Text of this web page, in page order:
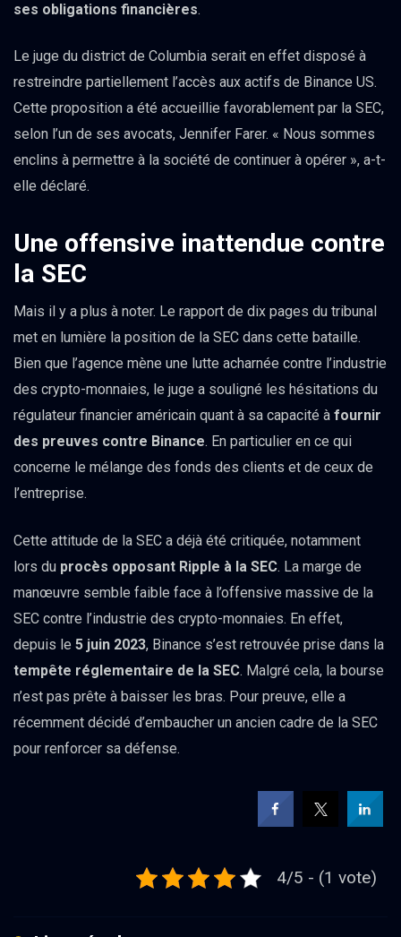
ses obligations financières.
Le juge du district de Columbia serait en effet disposé à
restreindre partiellement l’accès aux actifs de Binance US.
Cette proposition a été accueillie favorablement par la SEC,
selon l’un de ses avocats, Jennifer Farer. « Nous sommes
enclins à permettre à la société de continuer à opérer », a-t-
elle déclaré.
Une offensive inattendue contre
la SEC
Mais il y a plus à noter. Le rapport de dix pages du tribunal
met en lumière la position de la SEC dans cette bataille.
Bien que l’agence mène une lutte acharnée contre l’industrie
des crypto-monnaies, le juge a souligné les hésitations du
régulateur financier américain quant à sa capacité à fournir
des preuves contre Binance. En particulier en ce qui
concerne le mélange des fonds des clients et de ceux de
l’entreprise.
Cette attitude de la SEC a déjà été critiquée, notamment
lors du procès opposant Ripple à la SEC. La marge de
manœuvre semble faible face à l’offensive massive de la
SEC contre l’industrie des crypto-monnaies. En effet,
depuis le 5 juin 2023, Binance s’est retrouvée prise dans la
tempête réglementaire de la SEC. Malgré cela, la bourse
n’est pas prête à baisser les bras. Pour preuve, elle a
récemment décidé d’embaucher un ancien cadre de la SEC
pour renforcer sa défense.
4/5 - (1 vote)